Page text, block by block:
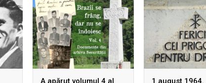
A apărut volumul 4 al 1 august 1964.